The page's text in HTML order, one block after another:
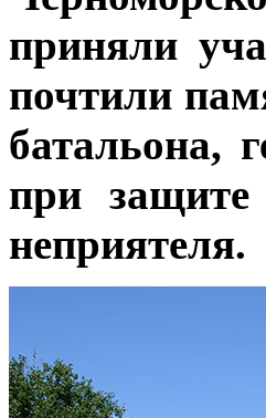
приняли
почтили
батальона,
при защите
неприятеля.